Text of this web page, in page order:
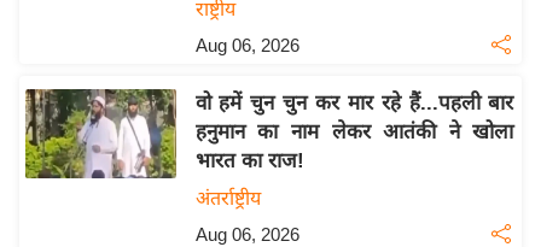
स
उ
द्यो
ग
राष्ट्रीय
Aug 06, 2026
वो हमें चुन चुन कर मार रहे हैं...पहली बार
हनुमान का नाम लेकर आतंकी ने खोला
भारत का राज!
अंतर्राष्ट्रीय
Aug 06, 2026